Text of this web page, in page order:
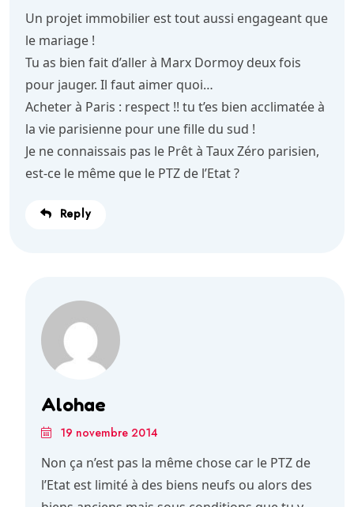
Un projet immobilier est tout aussi engageant que
le mariage !
Tu as bien fait d’aller à Marx Dormoy deux fois
pour jauger. Il faut aimer quoi…
Acheter à Paris : respect !! tu t’es bien acclimatée à
la vie parisienne pour une fille du sud !
Je ne connaissais pas le Prêt à Taux Zéro parisien,
est-ce le même que le PTZ de l’Etat ?
Reply
Alohae
19 novembre 2014
Non ça n’est pas la même chose car le PTZ de
l’Etat est limité à des biens neufs ou alors des